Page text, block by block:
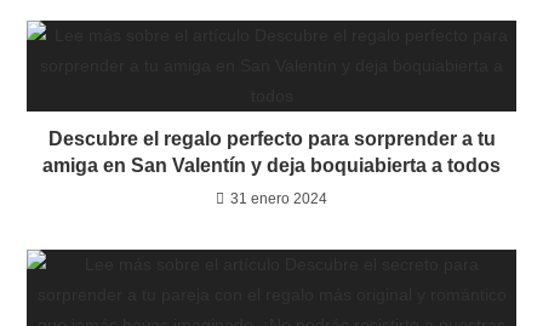
Descubre el regalo perfecto para sorprender a tu
amiga en San Valentín y deja boquiabierta a todos
31 enero 2024